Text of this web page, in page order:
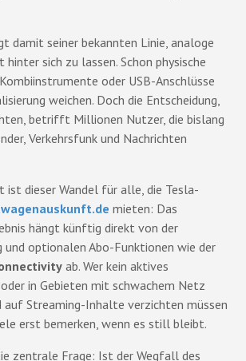
damit seiner bekannten Linie, analoge
hinter sich zu lassen. Schon physische
oder USB-Anschlüsse
weichen. Doch die Entscheidung,
betrifft Millionen Nutzer, die bislang
Verkehrsfunk und Nachrichten
ist dieser Wandel für alle, die Tesla-
mieten: Das
hängt künftig direkt von der
und optionalen Abo-Funktionen wie der
ab. Wer kein aktives
in Gebieten mit schwachem Netz
Streaming-Inhalte verzichten müssen
erst bemerken, wenn es still bleibt.
zentrale Frage: Ist der Wegfall des